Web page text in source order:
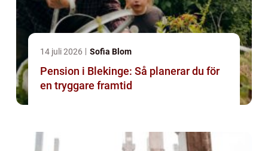
14 juli 2026 Sofia Blom
Pension i Blekinge: Så planerar du för
en tryggare framtid